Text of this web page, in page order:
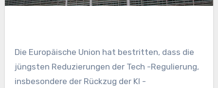
Die Europäische Union hat bestritten, dass die
jüngsten Reduzierungen der Tech -Regulierung,
insbesondere der Rückzug der KI -